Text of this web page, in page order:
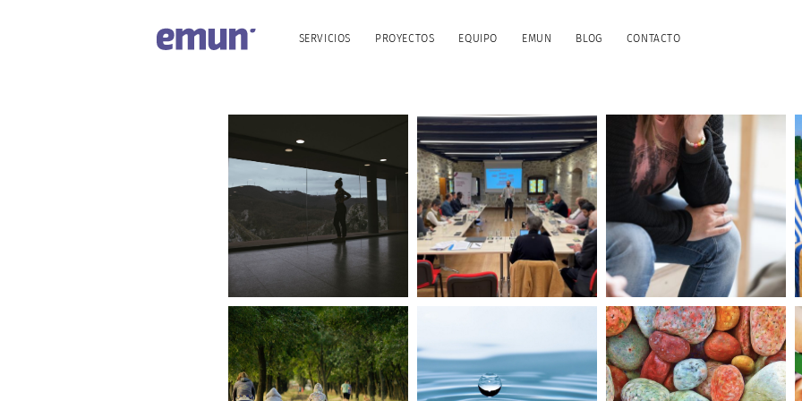
SERVICIOS PROYECTOS EQUIPO EMUN BLOG CONTACTO
Gestión de la
diversidad lingüística